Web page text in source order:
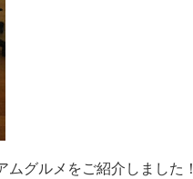
グルメをご紹介しました！